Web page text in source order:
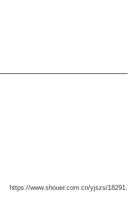
https://www.shouer.com.cn/yjszs/